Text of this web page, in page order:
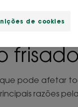
pode afetar
razões
de cookies